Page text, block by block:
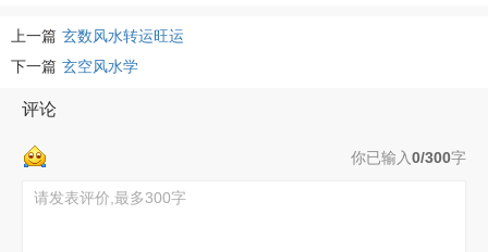
上一篇 玄数风水转运旺运
下一篇 玄空风水学
评论
你已输入0/300字